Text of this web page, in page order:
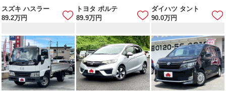
スズキ ハスラー
89.2万円
トヨタ ポルテ
89.9万円
ダイハツ タント
90.0万円